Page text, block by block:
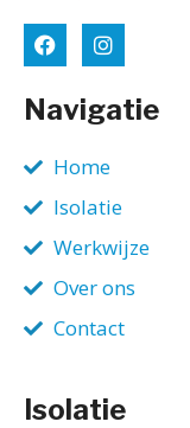
Navigatie
Home
Isolatie
Werkwijze
Over ons
Contact
Isolatie